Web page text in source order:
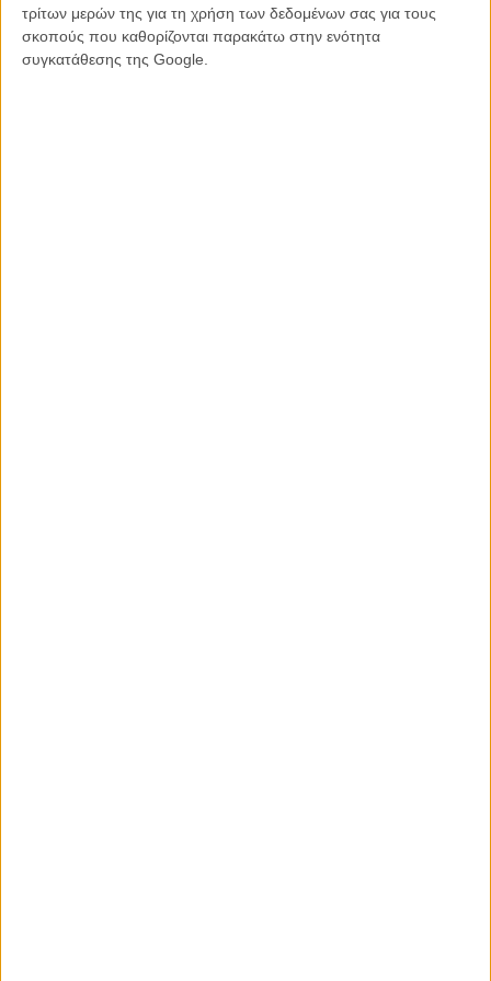
τρίτων μερών της για τη χρήση των δεδομένων σας για τους
σκοπούς που καθορίζονται παρακάτω στην ενότητα
συγκατάθεσης της Google.
Διαβάστε αναλυτικά για όλες τις ταινίες του Επίσημου
Προγράμματος του 68ου Φεστιβάλ Καννών, με φωτογραφίες
και τρέιλερ